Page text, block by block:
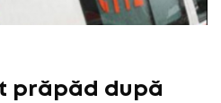
prăpăd după